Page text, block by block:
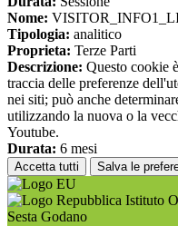
Nome:
Tipologia: analitico
Proprieta: Terze Parti
Descrizione: Questo cookie
traccia delle preferenze
nei siti; può anche
utilizzando la nuova o la
Youtube.
Durata: 6 mesi
Accetta tutti Salva le
Istituto
Sesta Godano